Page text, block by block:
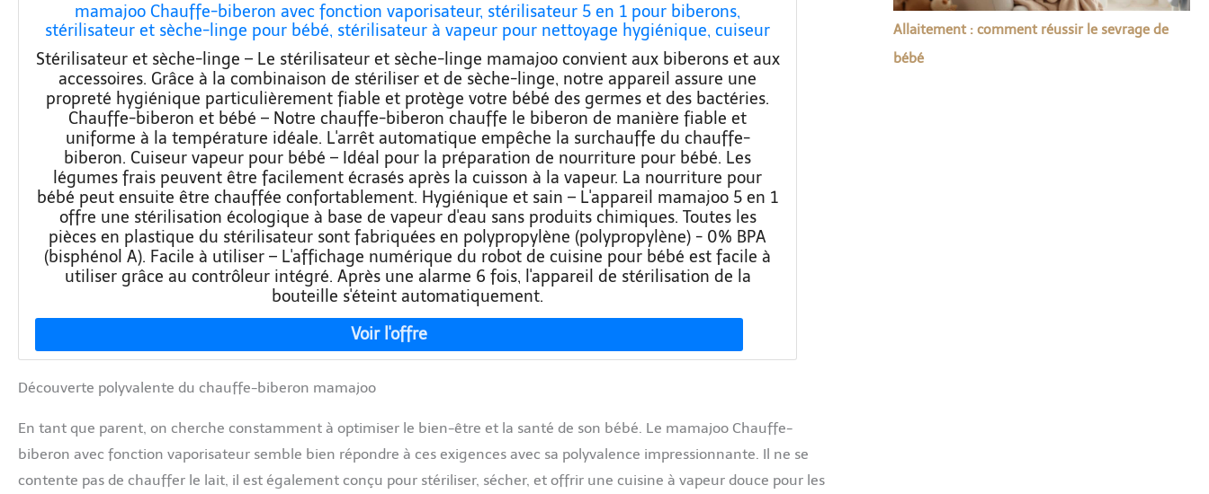
mamajoo Chauffe-biberon avec fonction vaporisateur, stérilisateur 5 en 1 pour biberons,
stérilisateur et sèche-linge pour bébé, stérilisateur à vapeur pour nettoyage hygiénique, cuiseur
vapeur,
Stérilisateur et sèche-linge – Le stérilisateur et sèche-linge mamajoo convient aux biberons et aux
accessoires. Grâce à la combinaison de stériliser et de sèche-linge, notre appareil assure une
propreté hygiénique particulièrement fiable et protège votre bébé des germes et des bactéries.
Chauffe-biberon et bébé – Notre chauffe-biberon chauffe le biberon de manière fiable et
uniforme à la température idéale. L'arrêt automatique empêche la surchauffe du chauffe-
biberon. Cuiseur vapeur pour bébé – Idéal pour la préparation de nourriture pour bébé. Les
légumes frais peuvent être facilement écrasés après la cuisson à la vapeur. La nourriture pour
bébé peut ensuite être chauffée confortablement. Hygiénique et sain – L'appareil mamajoo 5 en 1
offre une stérilisation écologique à base de vapeur d'eau sans produits chimiques. Toutes les
pièces en plastique du stérilisateur sont fabriquées en polypropylène (polypropylène) - 0% BPA
(bisphénol A). Facile à utiliser – L'affichage numérique du robot de cuisine pour bébé est facile à
utiliser grâce au contrôleur intégré. Après une alarme 6 fois, l'appareil de stérilisation de la
bouteille s'éteint automatiquement.
Découverte polyvalente du chauffe-biberon mamajoo
En tant que parent, on cherche constamment à optimiser le bien-être et la santé de son bébé. Le mamajoo Chauffe-
biberon avec fonction vaporisateur semble bien répondre à ces exigences avec sa polyvalence impressionnante. Il ne se
contente pas de chauffer le lait, il est également conçu pour stériliser, sécher, et offrir une cuisine à vapeur douce pour les
Allaitement : comment réussir le sevrage de
bébé